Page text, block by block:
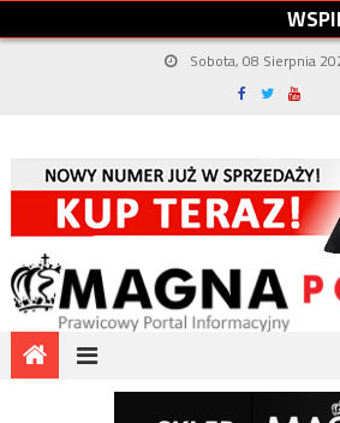
WSPI
Sobota, 08 Sierpnia